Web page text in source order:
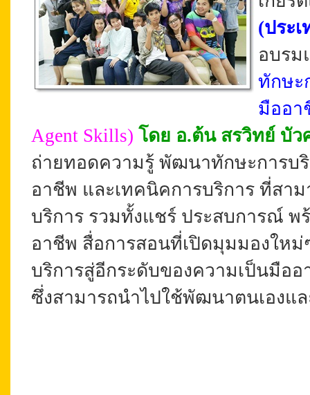
(ประ
อบรม
ทักษะ
มืออา
Agent Skills) โดย อ.ต้น สรวิทย์ บัว
ถ่ายทอดความรู้ พัฒนาทักษะการบริ
อาชีพ และเทคนิคการบริการ ที่สา
บริการ รวมทั้งแชร์ ประสบการณ์ พ
อาชีพ สื่อการสอนที่เปิดมุมมองใหม่
บริการสู่อีกระดับของความเป็นมือ
ซึ่งสามารถนำไปใช้พัฒนาตนเองแ